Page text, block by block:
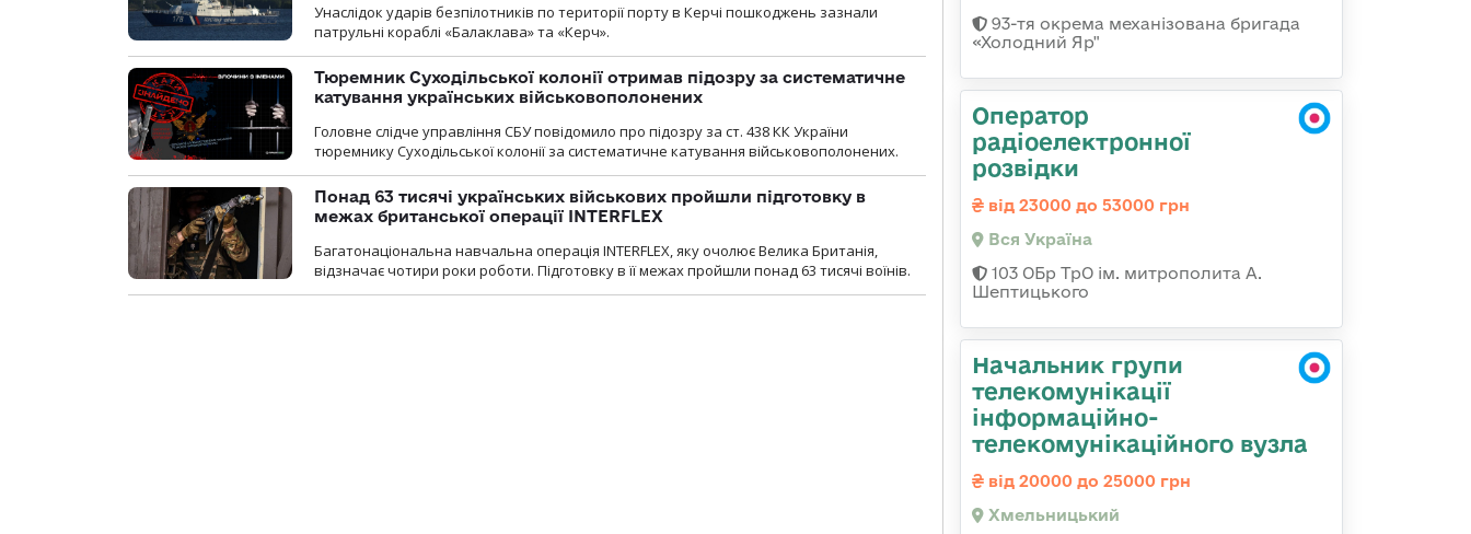
Унаслідок ударів безпілотників по території порту в Керчі пошкоджень зазнали
патрульні кораблі «Балаклава» та «Керч».
Тюремник Суходільської колонії отримав підозру за систематичне
катування українських військовополонених
Головне слідче управління СБУ повідомило про підозру за ст. 438 КК України
тюремнику Суходільської колонії за систематичне катування військовополонених.
Понад 63 тисячі українських військових пройшли підготовку в
межах британської операції INTERFLEX
Багатонаціональна навчальна операція INTERFLEX, яку очолює Велика Британія,
відзначає чотири роки роботи. Підготовку в її межах пройшли понад 63 тисячі воїнів.
93-тя окрема механізована бригада
«Холодний Яр"
Оператор
радіоелектронної
розвідки
від 23000 до 53000 грн
Вся Україна
103 ОБр ТрО ім. митрополита А.
Шептицького
Начальник групи
телекомунікації
інформаційно-
телекомунікаційного вузла
від 20000 до 25000 грн
Хмельницький